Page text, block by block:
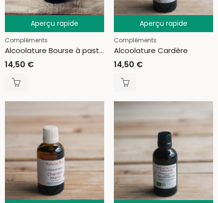
Aperçu rapide
Compléments
Alcoolature Bourse à pasteur
14,50 €
Aperçu rapide
Compléments
Alcoolature Cardère
14,50 €